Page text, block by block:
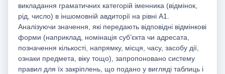
викладання граматичних категорій іменника (відмінок,
рід, число) в іншомовній авдиторії на рівні А1.
Аналізуючи значення, які передають відповідні відмінкові
форми (наприклад, номінація суб’єкта чи адресата,
позначення кількості, напрямку, місця, часу, засобу дії,
ознаки предмета, віку тощо), запропоновано систему
правил для їх закріплень, що подано у вигляді таблиць і